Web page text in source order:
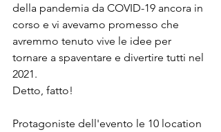
della pandemia da COVID-19 ancora in
corso e vi avevamo promesso che
avremmo tenuto vive le idee per
tornare a spaventare e divertire tutti nel
2021.
Detto, fatto!
Protagoniste dell'evento le 10 location